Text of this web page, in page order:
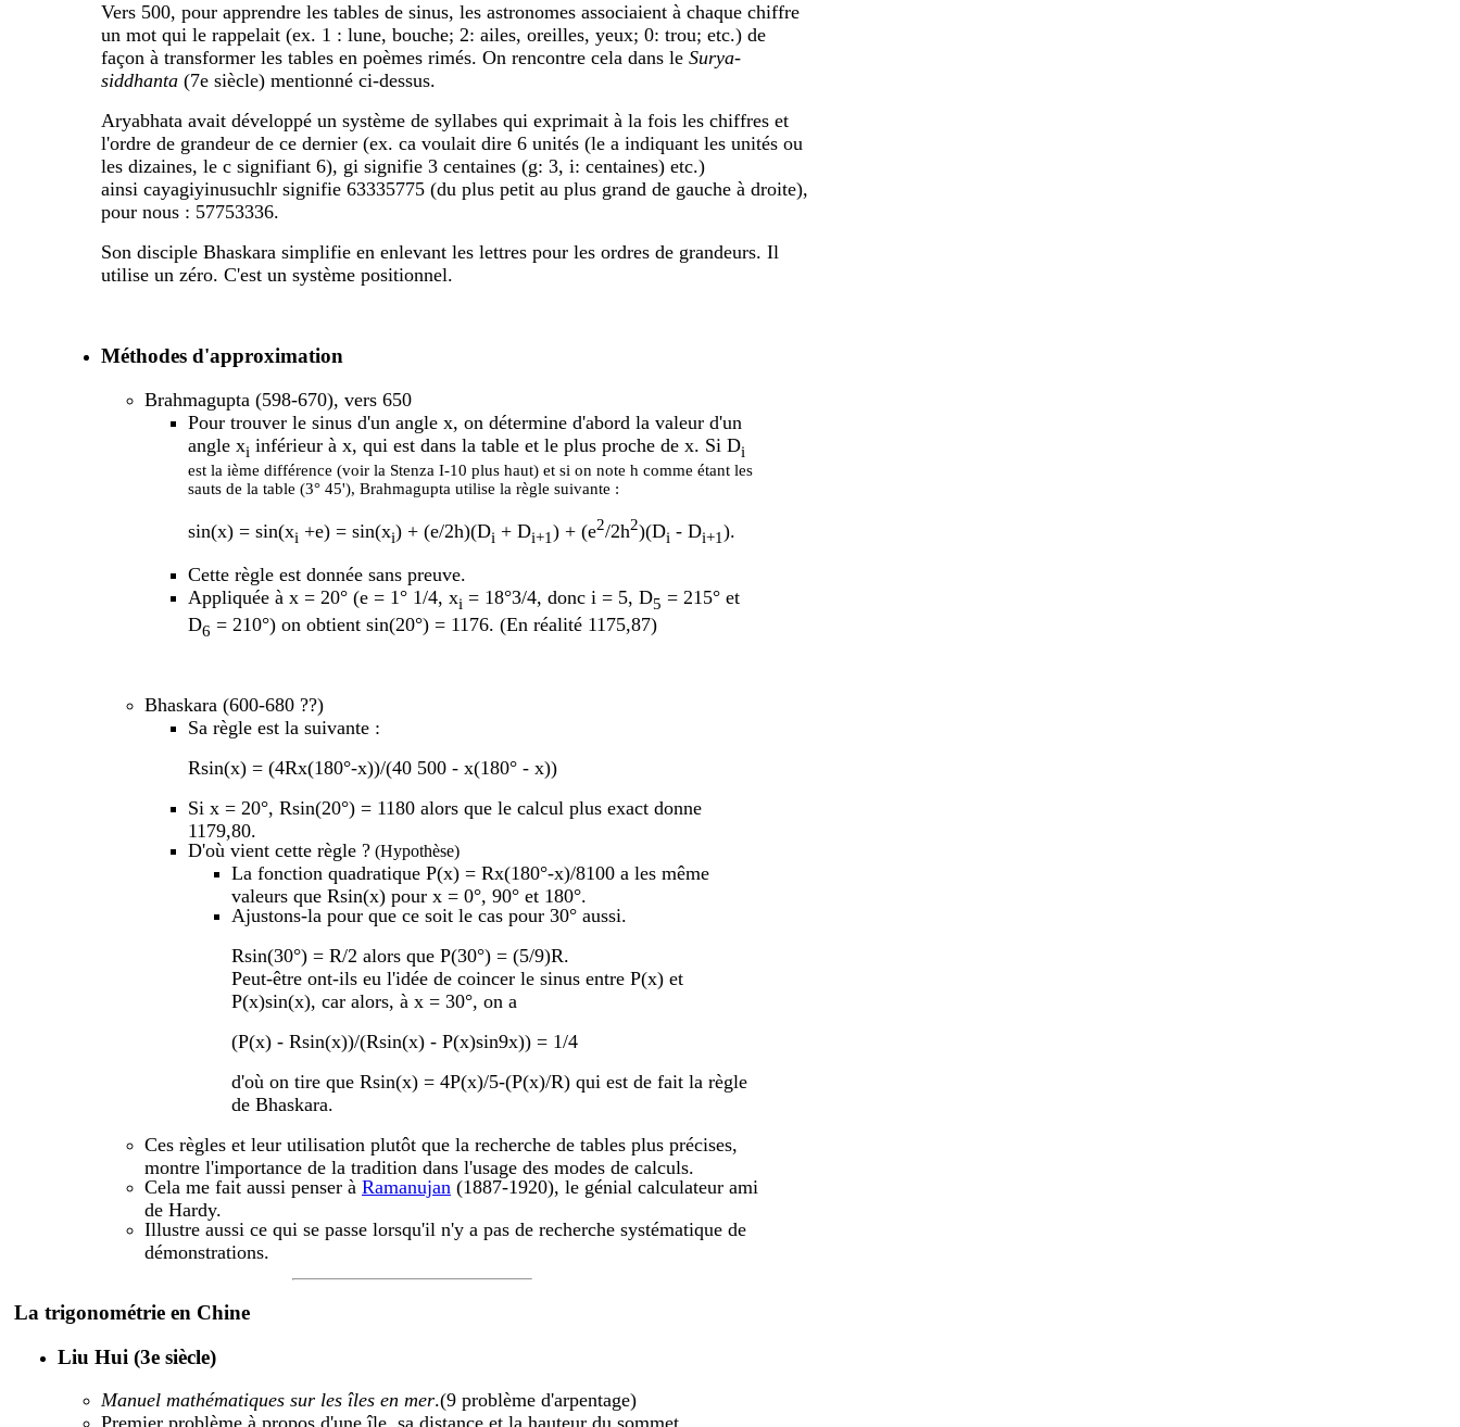
Vers 500, pour apprendre les tables de sinus, les astronomes associaient à chaque chiffre
un mot qui le rappelait (ex. 1 : lune, bouche; 2: ailes, oreilles, yeux; 0: trou; etc.) de
façon à transformer les tables en poèmes rimés. On rencontre cela dans le Surya-
siddhanta (7e siècle) mentionné ci-dessus.
Aryabhata avait développé un système de syllabes qui exprimait à la fois les chiffres et
l'ordre de grandeur de ce dernier (ex. ca voulait dire 6 unités (le a indiquant les unités ou
les dizaines, le c signifiant 6), gi signifie 3 centaines (g: 3, i: centaines) etc.)
ainsi cayagiyinusuchlr signifie 63335775 (du plus petit au plus grand de gauche à droite),
pour nous : 57753336.
Son disciple Bhaskara simplifie en enlevant les lettres pour les ordres de grandeurs. Il
utilise un zéro. C'est un système positionnel.
Méthodes d'approximation
Brahmagupta (598-670), vers 650
Pour trouver le sinus d'un angle x, on détermine d'abord la valeur d'un
angle xi inférieur à x, qui est dans la table et le plus proche de x. Si Di
est la ième différence (voir la Stenza I-10 plus haut) et si on note h comme étant les
sauts de la table (3° 45'), Brahmagupta utilise la règle suivante :
sin(x) = sin(xi +e) = sin(xi) + (e/2h)(Di + Di+1) + (e2/2h2)(Di - Di+1).
Cette règle est donnée sans preuve.
Appliquée à x = 20° (e = 1° 1/4, xi = 18°3/4, donc i = 5, D5 = 215° et
D6 = 210°) on obtient sin(20°) = 1176. (En réalité 1175,87)
Bhaskara (600-680 ??)
Sa règle est la suivante :
Rsin(x) = (4Rx(180°-x))/(40 500 - x(180° - x))
Si x = 20°, Rsin(20°) = 1180 alors que le calcul plus exact donne
1179,80.
D'où vient cette règle ? (Hypothèse)
La fonction quadratique P(x) = Rx(180°-x)/8100 a les même
valeurs que Rsin(x) pour x = 0°, 90° et 180°.
Ajustons-la pour que ce soit le cas pour 30° aussi.
Rsin(30°) = R/2 alors que P(30°) = (5/9)R.
Peut-être ont-ils eu l'idée de coincer le sinus entre P(x) et
P(x)sin(x), car alors, à x = 30°, on a
(P(x) - Rsin(x))/(Rsin(x) - P(x)sin9x)) = 1/4
d'où on tire que Rsin(x) = 4P(x)/5-(P(x)/R) qui est de fait la règle
de Bhaskara.
Ces règles et leur utilisation plutôt que la recherche de tables plus précises,
montre l'importance de la tradition dans l'usage des modes de calculs.
Cela me fait aussi penser à Ramanujan (1887-1920), le génial calculateur ami
de Hardy.
Illustre aussi ce qui se passe lorsqu'il n'y a pas de recherche systématique de
démonstrations.
La trigonométrie en Chine
Liu Hui (3e siècle)
Manuel mathématiques sur les îles en mer.(9 problème d'arpentage)